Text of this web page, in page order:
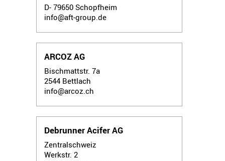
D- 79650 Schopfheim
info@aft-group.de
ARCOZ AG
Bischmattstr. 7a
2544 Bettlach
info@arcoz.ch
Debrunner Acifer AG
Zentralschweiz
Werkstr. 2